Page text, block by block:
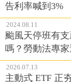
告利率喊到3%
2024.08.11
颱風天停班有
嗎？勞動法專
2026.07.13
主動式 ETF 正